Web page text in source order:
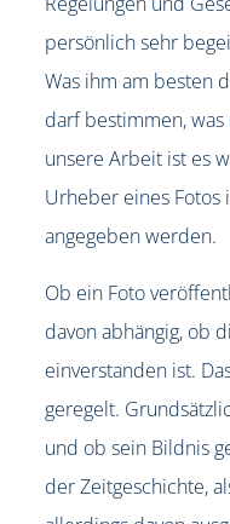
persönlich sehr
Was ihm am besten
darf bestimmen,
unsere Arbeit ist es
Urheber eines Fotos
angegeben werden.
Ob ein Foto
davon abhängig, ob
einverstanden ist.
geregelt.
und ob sein Bildnis
der Zeitgeschichte,